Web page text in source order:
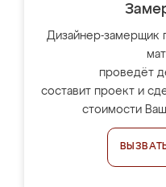
Дизайнер-замерщик
проведёт
составит проект и
стоимости